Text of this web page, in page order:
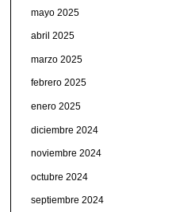
mayo 2025
abril 2025
marzo 2025
febrero 2025
enero 2025
diciembre 2024
noviembre 2024
octubre 2024
septiembre 2024